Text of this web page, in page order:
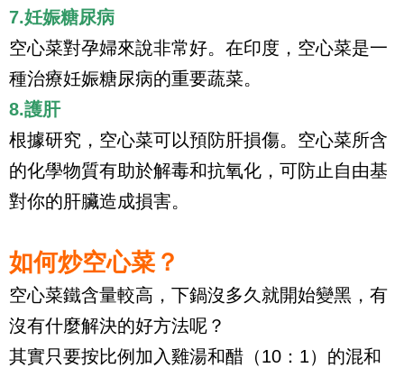
7.妊娠糖尿病
空心菜對孕婦來說非常好。在印度，空心菜是一
種治療妊娠糖尿病的重要蔬菜。
8.護肝
根據研究，空心菜可以預防肝損傷。空心菜所含
的化學物質有助於解毒和抗氧化，可防止自由基
對你的肝臟造成損害。
如何炒空心菜？
空心菜鐵含量較高，下鍋沒多久就開始變黑，有
沒有什麼解決的好方法呢？
其實只要按比例加入雞湯和醋（10：1）的混和